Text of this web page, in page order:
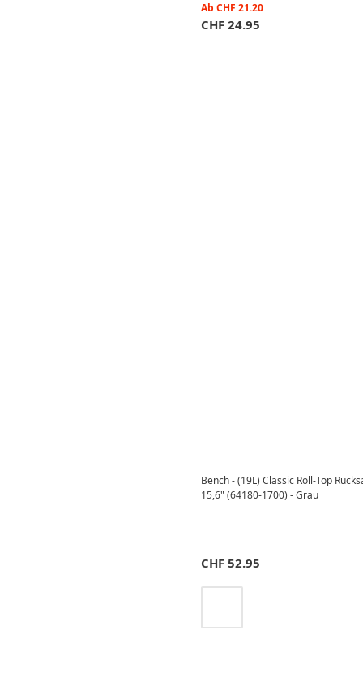
Ab CHF 21.20
CHF 24.95
Bench - (19L) Classic Roll-Top
15,6" (64180-1700) - Grau
CHF 52.95